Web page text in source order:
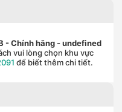
- Chính hãng - undefined
vui lòng chọn khu vực
để biết thêm chi tiết.